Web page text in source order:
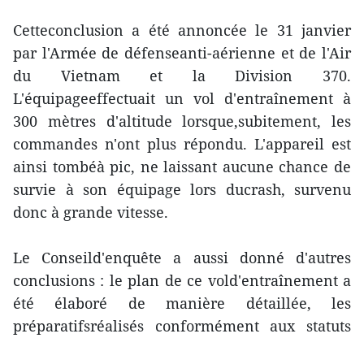
Cetteconclusion a été annoncée le 31 janvier
par l'Armée de défenseanti-aérienne et de l'Air
du Vietnam et la Division 370.
L'équipageeffectuait un vol d'entraînement à
300 mètres d'altitude lorsque,subitement, les
commandes n'ont plus répondu. L'appareil est
ainsi tombéà pic, ne laissant aucune chance de
survie à son équipage lors ducrash, survenu
donc à grande vitesse.
Le Conseild'enquête a aussi donné d'autres
conclusions : le plan de ce vold'entraînement a
été élaboré de manière détaillée, les
préparatifsréalisés conformément aux statuts